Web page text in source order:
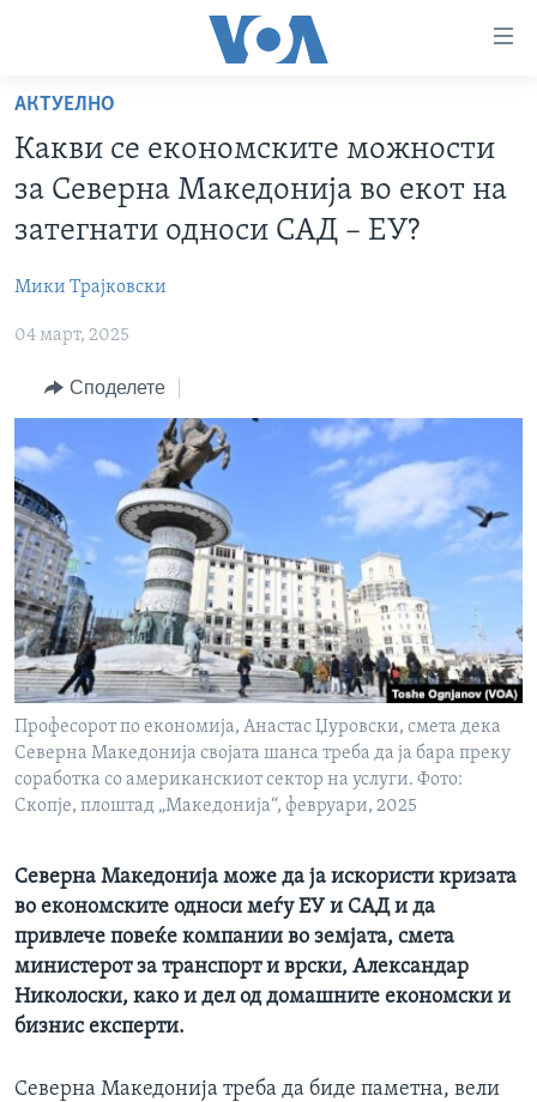
пристапност
Премини
на
главната
содржина
до
за
навигација
Пребарувај
СВЕТ
ЕКОНОМИЈА
ПОЛИТИКА
НАУКА
УМЕТНОСТ И ЗАБАВА
ИНТЕРВЈУА
ФОТОГАЛЕРИИ
АРХИВИРАНА ПРОГРАМА
NEWSFLASH - АРХИВА
ВЕСТИ ОД САД ВО МИНУТА - АРХИВА
ИЗБОРИ ВО САД 2020 - АРХИВА
ЗА НАС
НАКУСО...
Јазици
АКТУЕЛНО
Какви се економските можности
за Северна Македонија во екот на
затегнати односи САД – ЕУ?
Мики Трајковски
04 март, 2025
Споделете
Професорот по економија, Анастас Џуровски, смета дека
Северна Македонија својата шанса треба да ја бара преку
соработка со американскиот сектор на услуги. Фото:
Скопје, плоштад „Македонија“, февруари, 2025
Северна Македонија може да ја искористи кризата
во економските односи меѓу ЕУ и САД и да
привлече повеќе компании во земјата, смета
министерот за транспорт и врски, Александар
Николоски, како и дел од домашните економски и
бизнис експерти.
Северна Македонија треба да биде паметна, вели